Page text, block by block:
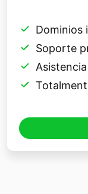
Dominios
Soporte